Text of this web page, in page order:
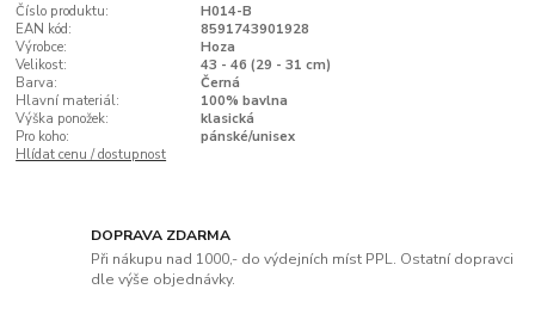
Číslo produktu:
H014-B
EAN kód:
8591743901928
Výrobce:
Hoza
Velikost:
43 - 46 (29 - 31 cm)
Barva:
Černá
Hlavní materiál:
100% bavlna
Výška ponožek:
klasická
Pro koho:
pánské/unisex
Hlídat cenu / dostupnost
DOPRAVA ZDARMA
Při nákupu nad 1000,- do výdejních míst PPL. Ostatní dopravci
dle výše objednávky.